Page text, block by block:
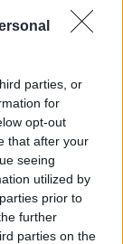
parties, or
for
opt-out
that after your
seeing
utilized by
prior to
further
parties on the
a